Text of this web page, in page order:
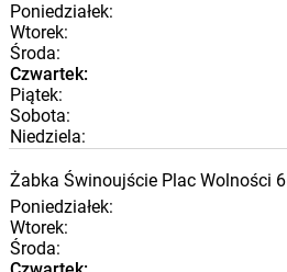
Poniedziałek:
Wtorek:
Środa:
Czwartek:
Piątek:
Sobota:
Niedziela:
Żabka Świnoujście Plac Wolności 6
Poniedziałek:
Wtorek:
Środa: